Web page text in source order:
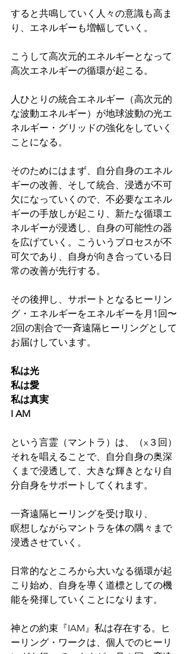
すると共鳴していく人々の意識も高ま
り、エネルギーも増幅していく。
こうして高次元的エネルギーとなって
高次エネルギーの循環が起こる。
人ひとりの統合エネルギー（高次元的
な波動エネルギー）が地球波動の光エ
ネルギー・グリッドの強化をしていく
ことになる。
そのためにはまず、自分自身のエネル
ギーの改善、そして統合、浸透が不可
欠になっていくので、不必要なエネル
ギーの手放しが起こり、新たな循環エ
ネルギーが浸透し、自身の可能性の器
を広げていく。こういうプロセスが不
可欠であり、自身が向き合っている日
常の改善が先行する。
その後押し、サポートとなるヒーリン
グ・エネルギーをエネルギーを月1回〜
2回の割合で一斉遠隔ヒーリングとして
お届けしています。
私は光
私は愛
私は真実
I AM
という言霊（マントラ）は、（x３回）
それを唱えることで、自分自身の奥深
くまで浸透して、大きな輝きとなり自
分自身をサポートしてくれます。
一斉遠隔ヒーリングを受け取り、
瞑想しながらマントラを体の隅々まで
浸透させていく。
日常的なところから大いなる循環が起
こり始め、自身を導く道標としての機
能を発揮していくことになります。
神との約束『IAM』私は存在する。ヒ
ーリング・ワークは、個人でのヒーリ